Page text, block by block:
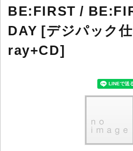
BE:FIRST /
DAY [デジパック
ray+CD]